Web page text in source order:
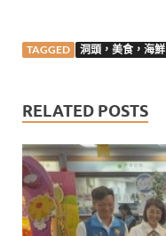
TAGGED 洞頭，美食，海鮮
RELATED POSTS